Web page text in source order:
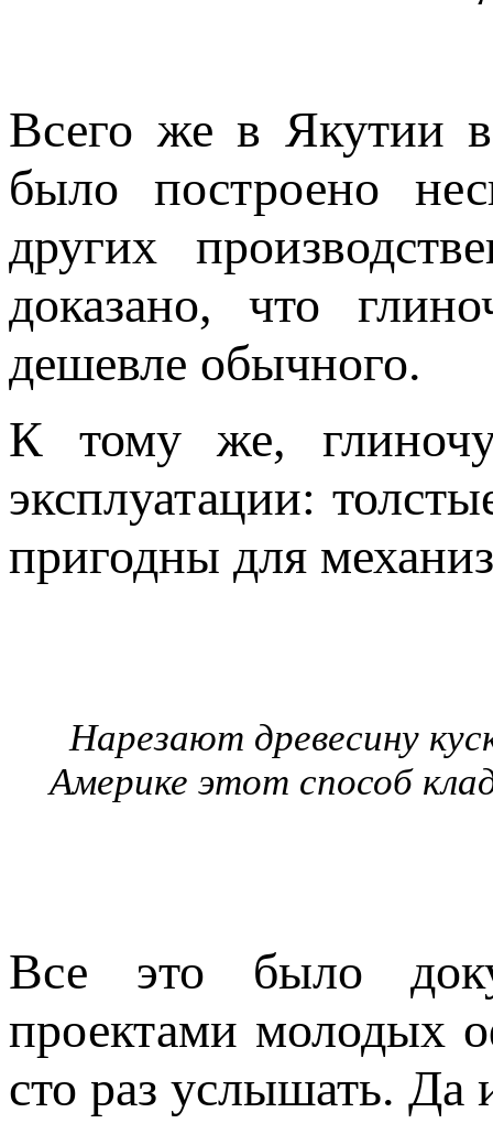
Всего же в Якутии в
было построено
других
доказано, что
дешевле обычного.
К тому же,
эксплуатации:
пригодны для
Нарезают древесину
Америке этот способ
Все это было
проектами молодых
сто раз услышать. Да